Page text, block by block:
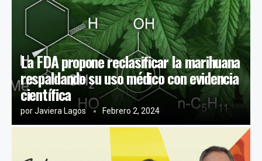
La FDA propone reclasificar la marihuana
respaldando su uso médico con evidencia
científica
porJaviera Lagos Febrero 2, 2024